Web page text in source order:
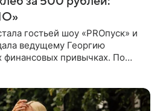
гостьей шоу «PROпуск» и
ведущему Георгию
финансовых привычках. По